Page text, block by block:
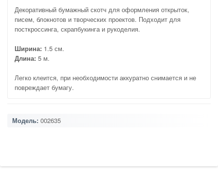
Декоративный бумажный скотч для оформления открыток,
писем, блокнотов и творческих проектов. Подходит для
посткроссинга, скрапбукинга и рукоделия.
Ширина: 1.5 см.
Длина: 5 м.
Легко клеится, при необходимости аккуратно снимается и не
повреждает бумагу.
Модель: 002635